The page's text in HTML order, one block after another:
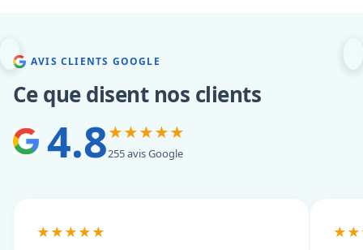
AVIS CLIENTS GOOGLE
Ce que disent nos clients
4.8★★★★★
255 avis Google
★★★★★